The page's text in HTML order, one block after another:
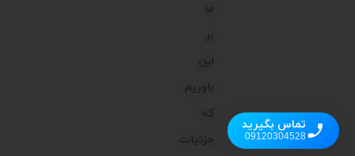
ما
بر
این
باوریم
که
جزئیات
تماس بگیرید
09120304528